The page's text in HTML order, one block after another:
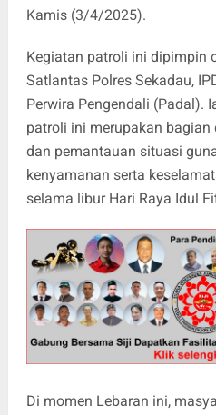
Kamis (3/4/2025).
Kegiatan patroli ini dipimpin
Satlantas Polres Sekadau,
Perwira Pengendali (Padal).
patroli ini merupakan
dan pemantauan situasi
kenyamanan serta
selama libur Hari Raya Idul
Di momen Lebaran ini,